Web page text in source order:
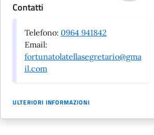
Contatti
Telefono: 0964 941842
Email:
fortunatolatellasegretario@gma
il.com
ULTERIORI INFORMAZIONI